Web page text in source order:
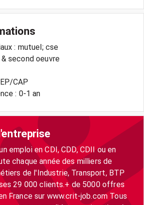
: mutuel; cse
second oeuvre
CAP
: 0-1 an
emploi en CDI, CDD, CDII ou en
chaque année des milliers de
de l'Industrie, Transport, BTP
29 000 clients.+ de 5000 offres
France sur www.crit-job.com Tous